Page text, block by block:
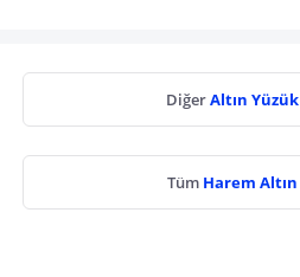
DiğerAltın Yüzük
Tüm Harem Altın